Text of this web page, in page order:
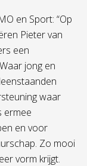
en Sport: “Op
Pieter van
een
jong en
waar
ermee
en voor
Zo mooi
vorm krijgt.